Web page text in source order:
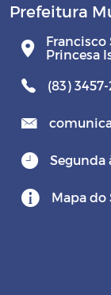
Prefeitura
Francisco
Princesa
(83) 3457-
Segunda
Mapa do